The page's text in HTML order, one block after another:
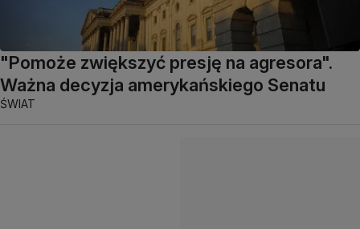
"Pomoże zwiększyć presję na agresora".
Ważna decyzja amerykańskiego Senatu
ŚWIAT